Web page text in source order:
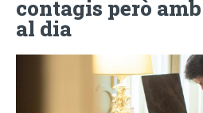
contagis però
al dia